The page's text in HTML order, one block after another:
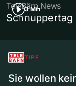
3 Min
TeleBärn News
TIPP
Sie wollen